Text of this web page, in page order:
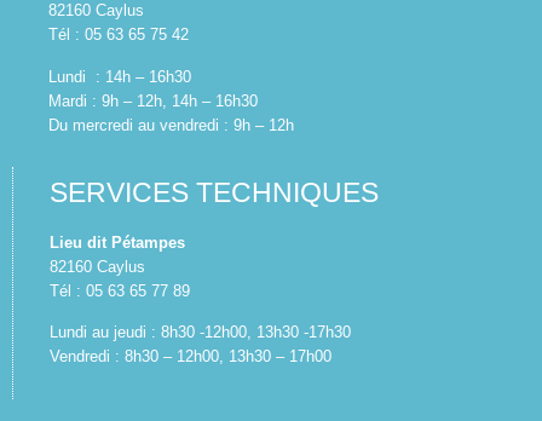
82160 Caylus
Tél : 05 63 65 75 42
Lundi : 14h – 16h30
Mardi : 9h – 12h, 14h – 16h30
Du mercredi au vendredi : 9h – 12h
SERVICES TECHNIQUES
Lieu dit Pétampes
82160 Caylus
Tél : 05 63 65 77 89
Lundi au jeudi : 8h30 -12h00, 13h30 -17h30
Vendredi : 8h30 – 12h00, 13h30 – 17h00